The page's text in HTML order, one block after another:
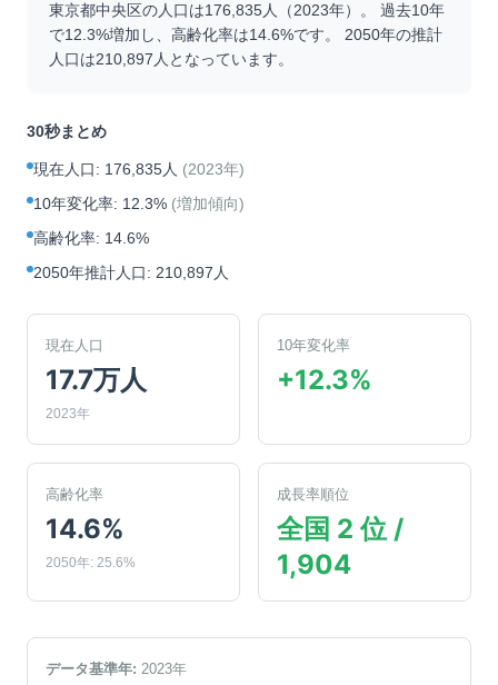
東京都中央区の人口は176,835人（2023年）。 過去10年
で12.3%増加 し、高齢化率は14.6%です。 2050年の推計
人口は210,897 人となっています。
30秒まとめ
現在人口: 176,835人 (2023年)
10年変化率: 12.3% (増加傾向)
高齢化率: 14.6%
2050年推計人口: 210,897人
現在人口
17.7万人
2023年
10年変化率
+12.3%
高齢化率
14.6%
2050年: 25.6%
成長率順位
全国 2 位 /
1,904
データ基準年: 2023年